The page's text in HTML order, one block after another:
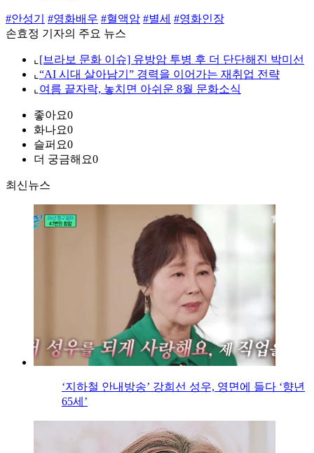
#안성기 #영화배우 #혈액암 #별세 #영화인장
손효정 기자의 주요 뉴스
⌞ [브라보 문화 이슈] 유방암 투병 후 더 단단해진 박미선
⌞ “AI 시대 살아남기” 경력을 이어가는 재취업 전략
⌞ 여름 끝자락, 놓치면 아쉬운 8월 문화소식
좋아요0
화나요0
슬퍼요0
더 궁금해요0
최신뉴스
‘지하철 안내방송’ 강희선 성우, 영면에 들다 ‘향년
65세’